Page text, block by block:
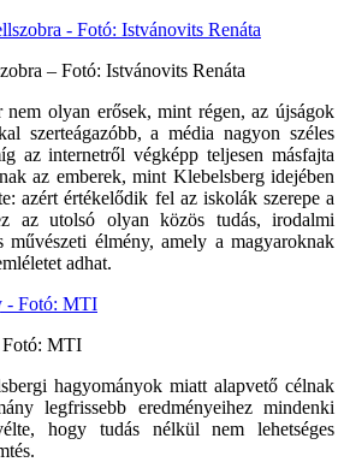
– Fotó: Istvánovits Renáta
olyan erősek, mint régen, az újságok
szerteágazóbb, a média nagyon széles
az internetről végképp teljesen másfajta
az emberek, mint Klebelsberg idejében
azért értékelődik fel az iskolák szerepe a
az utolsó olyan közös tudás, irodalmi
művészeti élmény, amely a magyaroknak
adhat.
Fotó: MTI
hagyományok miatt alapvető célnak
legfrissebb eredményeihez mindenki
hogy tudás nélkül nem lehetséges